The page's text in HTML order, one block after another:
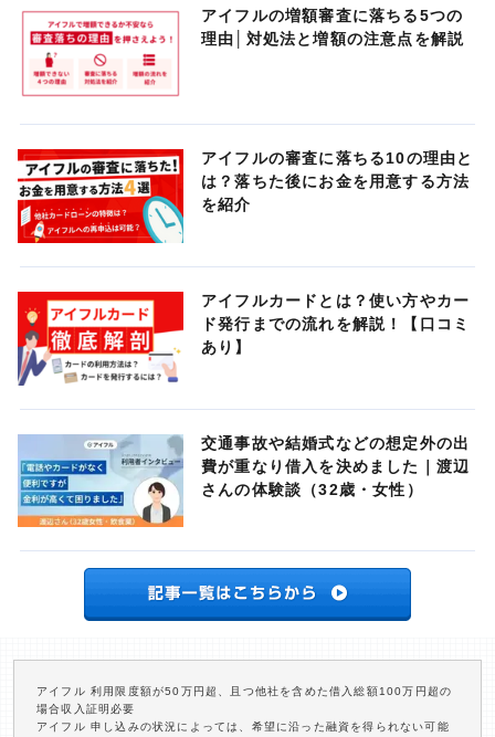
アイフルの増額審査に落ちる5つの
理由│対処法と増額の注意点を解説
アイフルの審査に落ちる10の理由と
は？落ちた後にお金を用意する方法
を紹介
アイフルカードとは？使い方やカー
ド発行までの流れを解説！【口コミ
あり】
交通事故や結婚式などの想定外の出
費が重なり借入を決めました｜渡辺
さんの体験談（32歳・女性）
アイフル 利用限度額が50万円超、且つ他社を含めた借入総額100万円超の
場合収入証明必要
アイフル 申し込みの状況によっては、希望に沿った融資を得られない可能